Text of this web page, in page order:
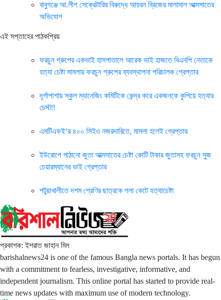
বাবুগঞ্জে আ.লীগ সেক্রেটারির বিরুদ্ধে আয়রন ব্রিজের মালামাল আত্মসাতের
অভিযোগ
এই সপ্তাহের পাঠকপ্রিয়
ফরচুন গ্রুপের একভাই হাসপাতালে আরেক ভাই হাজতে বিএনপি নেতাকে
হত্যা চেষ্টা মামলায় ফরচুন গ্রুপের ব্যবস্থাপনা পরিচালক গ্রেপ্তার
দূর্গাপাশায় স্কুল ম্যানেজিং কমিটিকে কেন্দ্র করে একজনকে কুপিয়ে হত্যার
চেস্টা!
এমটিএফই’র ৪০০ সিইও নজরদারিতে, মামলা হলেই গ্রেপ্তার
ইউরোপে পাঠানো জুতা আত্মসাতের চেষ্টা কোটি টাকার জুতাসহ ফরচুন সুজ
চেয়ারম্যানের ভাই গ্রেপ্তার
পটুয়াখালীতে দশম শ্রেণির ছাত্রকে গলা কেটে হত্যাচেষ্টা
প্রকাশক: ইশরাত জাহান মিম
barishalnews24 is one of the famous Bangla news portals. It has begun
with a commitment to fearless, investigative, informative, and
independent journalism. This online portal has started to provide real-
time news updates with maximum use of modern technology.